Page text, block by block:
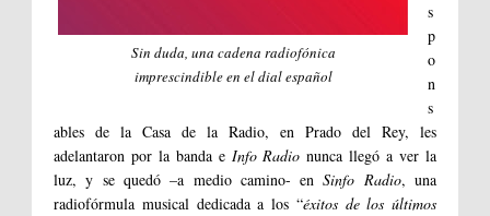
Sin duda, una cadena radiofónica
imprescindible en el dial español
s
p
o
n
s
ables de la Casa de la Radio, en Prado del Rey, les
adelantaron por la banda e Info Radio nunca llegó a ver la
luz, y se quedó –a medio camino- enSinfo Radio, una
radiofórmula musical dedicada a los “éxitos de los últimos